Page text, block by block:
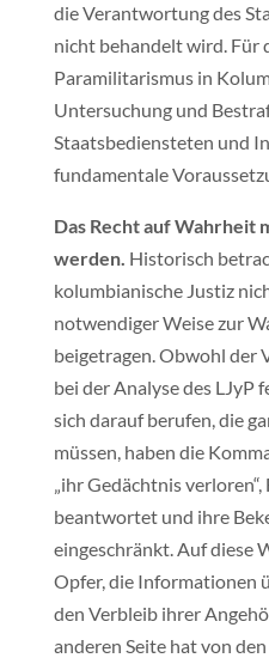
die Verantwortung des
nicht behandelt wird. Für
Paramilitarismus in
Untersuchung und
Staatsbediensteten und
fundamentale
Das Recht auf Wahrheit
werden. Historisch
kolumbianische Justiz
notwendiger Weise zur
beigetragen. Obwohl der
bei der Analyse des LJyP
sich darauf berufen, die
müssen, haben die
„ihr Gedächtnis
beantwortet und ihre
eingeschränkt. Auf diese
Opfer, die Informationen
den Verbleib ihrer
anderen Seite hat von